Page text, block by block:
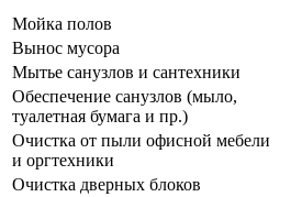
Мойка полов
Вынос мусора
Мытье санузлов и сантехники
Обеспечение санузлов (мыло,
туалетная бумага и пр.)
Очистка от пыли офисной мебели
и оргтехники
Очистка дверных блоков